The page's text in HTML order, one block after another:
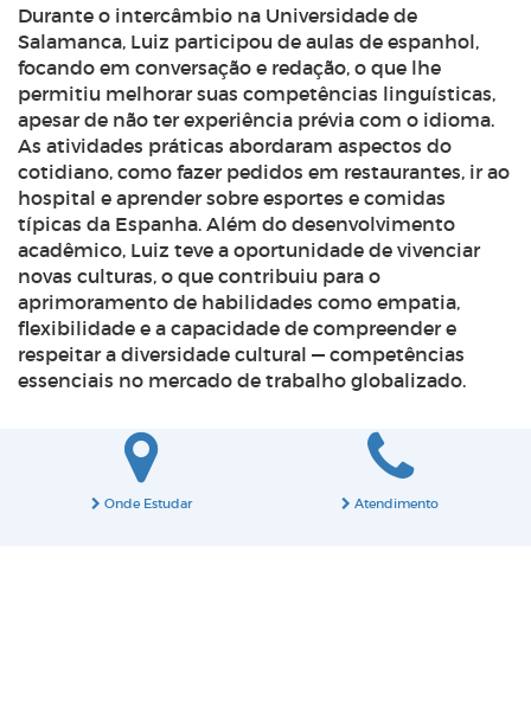
Durante o intercâmbio na Universidade de
Salamanca, Luiz participou de aulas de espanhol,
focando em conversação e redação, o que lhe
permitiu melhorar suas competências linguísticas,
apesar de não ter experiência prévia com o idioma.
As atividades práticas abordaram aspectos do
cotidiano, como fazer pedidos em restaurantes, ir ao
hospital e aprender sobre esportes e comidas
típicas da Espanha. Além do desenvolvimento
acadêmico, Luiz teve a oportunidade de vivenciar
novas culturas, o que contribuiu para o
aprimoramento de habilidades como empatia,
flexibilidade e a capacidade de compreender e
respeitar a diversidade cultural — competências
essenciais no mercado de trabalho globalizado.
Onde Estudar Atendimento